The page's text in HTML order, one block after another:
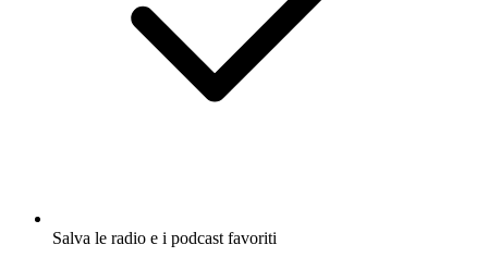
Salva le radio e i podcast favoriti